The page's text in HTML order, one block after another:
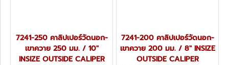
7241-250 คาลิปเปอร์วัดนอก-
เขาควาย 250 มม. / 10"
INSIZE OUTSIDE CALIPER
7241-200 คาลิปเปอร์วัดนอก-
เขาควาย 200 มม. / 8" INSIZE
OUTSIDE CALIPER